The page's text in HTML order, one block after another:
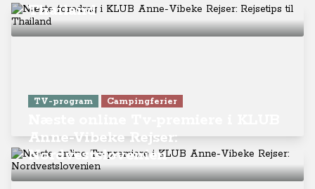
Thailand
TV-program Campingferier
Anne-Vibeke Rejser:
Nordvestslovenien